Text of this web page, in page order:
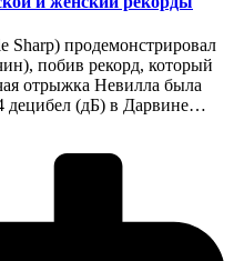
продемонстрировал
побив рекорд, который
отрыжка Невилла была
децибел (дБ) в Дарвине…